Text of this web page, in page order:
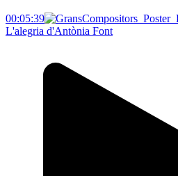
00:05:39
L'alegria d'Antònia Font